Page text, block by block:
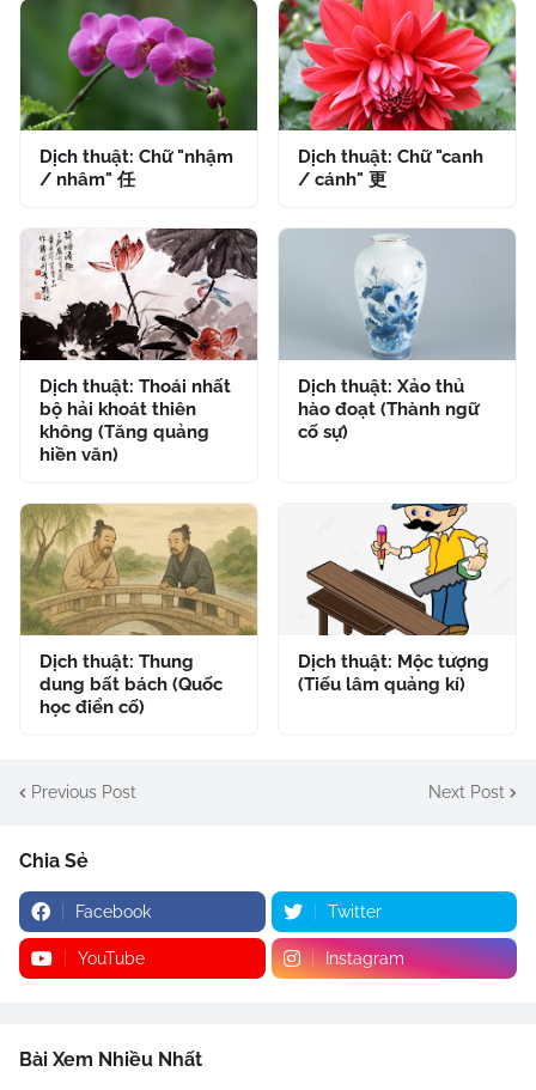
Dịch thuật: Chữ "nhậm
/ nhâm" 任
Dịch thuật: Chữ "canh
/ cánh" 更
Dịch thuật: Thoái nhất
bộ hải khoát thiên
không (Tăng quảng
hiền văn)
Dịch thuật: Xảo thủ
hào đoạt (Thành ngữ
cố sự)
Dịch thuật: Thung
dung bất bách (Quốc
học điển cố)
Dịch thuật: Mộc tượng
(Tiếu lâm quảng kí)
Previous Post Next Post
Chia Sẻ
Facebook Twitter
YouTube Instagram
Bài Xem Nhiều Nhất